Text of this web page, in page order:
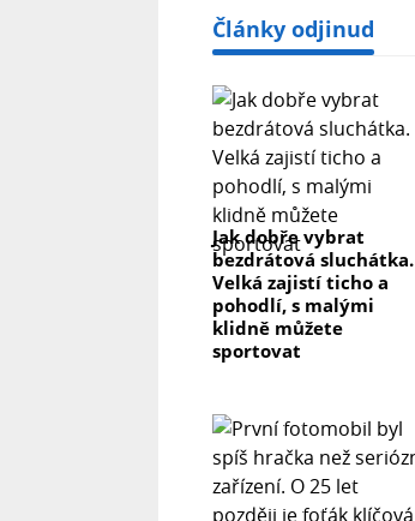
Články odjinud
Jak dobře vybrat
bezdrátová sluchátka.
Velká zajistí ticho a
pohodlí, s malými
klidně můžete
sportovat